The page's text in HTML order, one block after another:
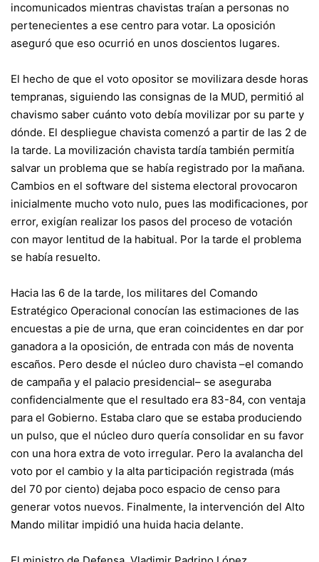
incomunicados mientras chavistas traían a personas no
pertenecientes a ese centro para votar. La oposición
aseguró que eso ocurrió en unos doscientos lugares.
El hecho de que el voto opositor se movilizara desde horas
tempranas, siguiendo las consignas de la MUD, permitió al
chavismo saber cuánto voto debía movilizar por su parte y
dónde. El despliegue chavista comenzó a partir de las 2 de
la tarde. La movilización chavista tardía también permitía
salvar un problema que se había registrado por la mañana.
Cambios en el software del sistema electoral provocaron
inicialmente mucho voto nulo, pues las modificaciones, por
error, exigían realizar los pasos del proceso de votación
con mayor lentitud de la habitual. Por la tarde el problema
se había resuelto.
Hacia las 6 de la tarde, los militares del Comando
Estratégico Operacional conocían las estimaciones de las
encuestas a pie de urna, que eran coincidentes en dar por
ganadora a la oposición, de entrada con más de noventa
escaños. Pero desde el núcleo duro chavista –el comando
de campaña y el palacio presidencial– se aseguraba
confidencialmente que el resultado era 83-84, con ventaja
para el Gobierno. Estaba claro que se estaba produciendo
un pulso, que el núcleo duro quería consolidar en su favor
con una hora extra de voto irregular. Pero la avalancha del
voto por el cambio y la alta participación registrada (más
del 70 por ciento) dejaba poco espacio de censo para
generar votos nuevos. Finalmente, la intervención del Alto
Mando militar impidió una huida hacia delante.